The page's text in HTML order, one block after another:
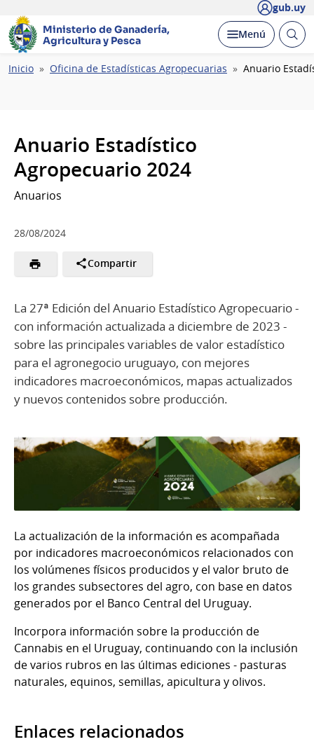
gub.uy
Ministerio de Ganadería,
Agricultura y Pesca
Desplegar
Menú Abrir
Ruta
Inicio Oficina de Estadísticas Agropecuarias Anuario
Anuario Estadístico
Agropecuario 2024
Anuarios
28/08/2024
Compartir
La 27ª Edición del Anuario Estadístico Agropecuario -
con información actualizada a diciembre de 2023 -
sobre las principales variables de valor estadístico
para el agronegocio uruguayo, con mejores
indicadores macroeconómicos, mapas actualizados
y nuevos contenidos sobre producción.
La actualización de la información es acompañada
por indicadores macroeconómicos relacionados con
los volúmenes físicos producidos y el valor bruto de
los grandes subsectores del agro, con base en datos
generados por el Banco Central del Uruguay.
Incorpora información sobre la producción de
Cannabis en el Uruguay, continuando con la inclusión
de varios rubros en las últimas ediciones - pasturas
naturales, equinos, semillas, apicultura y olivos.
Enlaces relacionados